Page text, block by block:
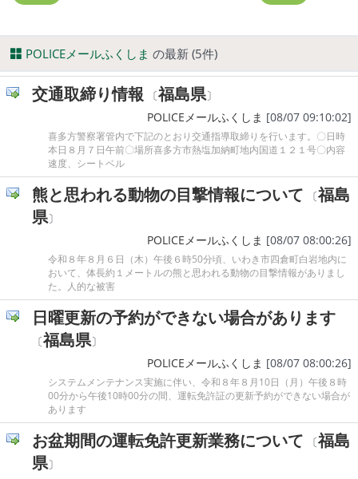
POLICEメールふくしま の最新 (5件)
交通取締り情報 〔福島県〕
POLICEメールふくしま [08/07 09:10:02]
喜多方警察署管内で下記のとおり交通指導取締りを行います。〇日時
本日８月７日午前〇場所喜多方市熱塩加納町地内国道１２１号〇内容
速度、シートベル
熊と思われる動物の目撃情報について 〔福島
県〕
POLICEメールふくしま [08/07 08:00:26]
令和８年８月６日（木）午後６時50分頃、いわき市四倉町白岩地内に
おいて、体長約１メートルの熊と思われる動物の目撃情報がありまし
た。人的な被害
日曜更新の予約ができない場合があります
〔福島県〕
POLICEメールふくしま [08/07 08:00:26]
システムメンテナンス実施に伴い、令和８年８月10日（月）午後８時
00分から午後10時00分の間、運転免許証の更新予約ができない場合が
あります
お盆期間の運転免許更新業務について 〔福島
県〕